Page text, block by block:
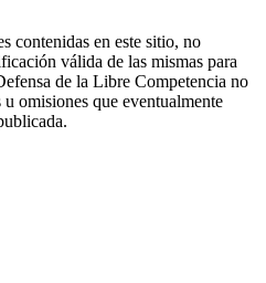
contenidas en este sitio, no
válida de las mismas para
de la Libre Competencia no
omisiones que eventualmente